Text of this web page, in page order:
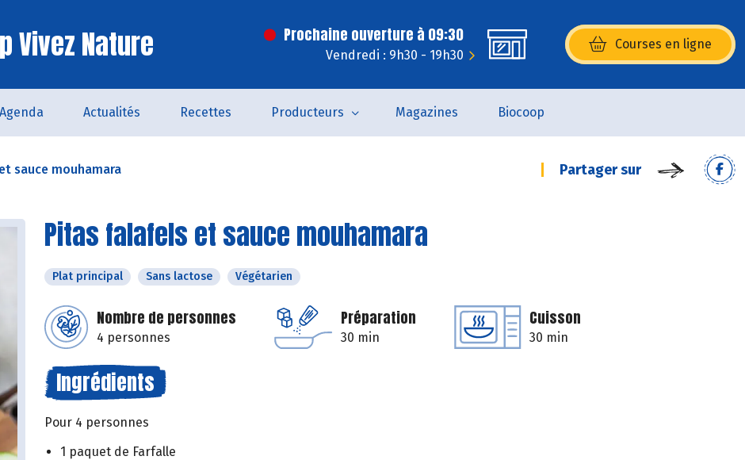
Vivez Nature Prochaine ouverture à 09:30
Vendredi : 9h30 - 19h30
Courses en ligne
(s’ouvre dans une nouvelle
Agenda Actualités Recettes Producteurs Magazines Biocoop
sauce mouhamara Partager sur
Pitas falafels et sauce mouhamara
Plat principal Sans lactose Végétarien
Nombre de personnes
4 personnes
Préparation
30 min
Cuisson
30 min
Ingrédients
Pour 4 personnes
1 paquet de Farfalle